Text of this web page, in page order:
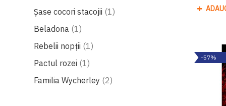
Șase cocori stacojii 1produs
Beladona 1produs
Rebelii nopţii 1produs
Pactul rozei 1produs
Familia Wycherley 2produse
-57%